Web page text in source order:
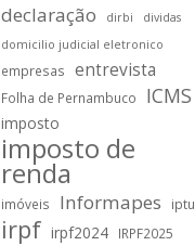
declaração dirbi
dividas
domicilio judicial eletronico
empresas entrevista
Folha de Pernambuco ICMS
imposto
imposto de
renda
imóveis Informapes iptu
irpf irpf2024
IRPF2025